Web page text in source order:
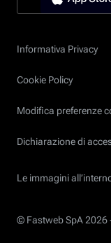
Informativa Privacy
Cookie Policy
Modifica preferenze
Dichiarazione di
Le immagini
© Fastweb SpA 2026